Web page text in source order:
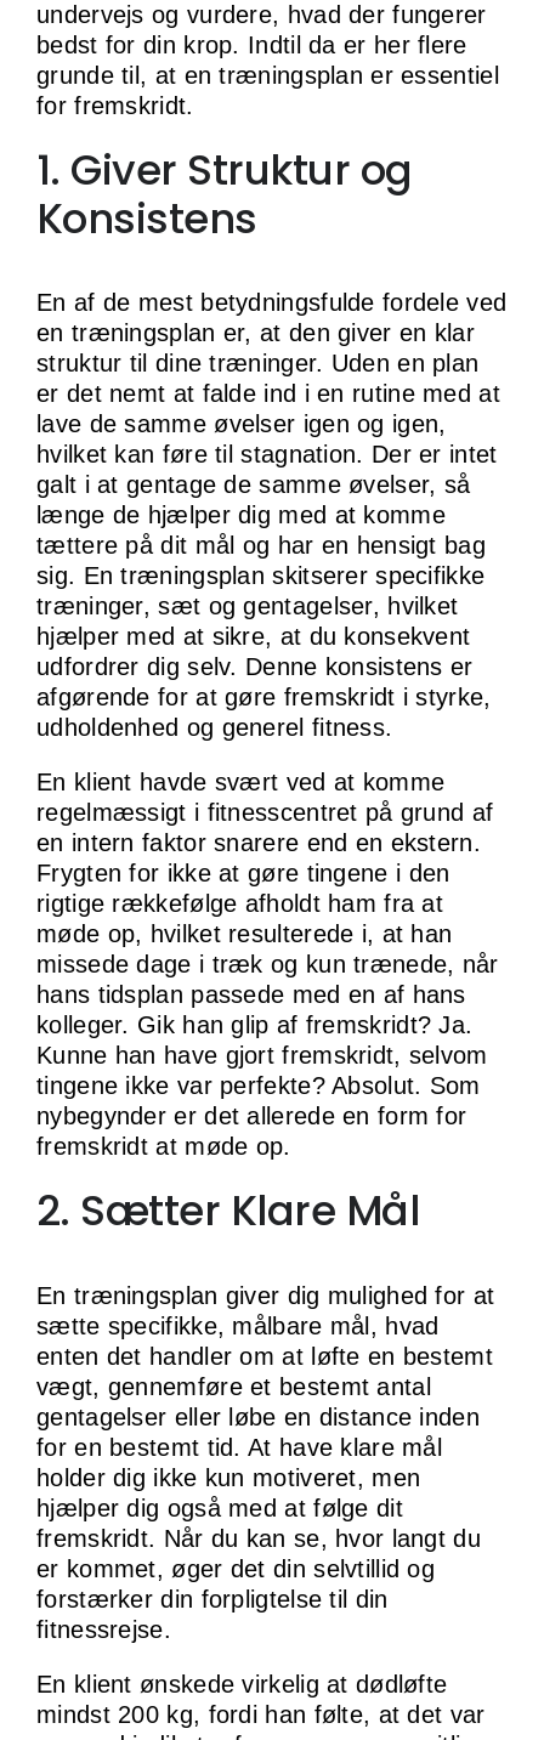
undervejs og vurdere, hvad der fungerer
bedst for din krop. Indtil da er her flere
grunde til, at en træningsplan er essentiel
for fremskridt.
1. Giver Struktur og
Konsistens
En af de mest betydningsfulde fordele ved
en træningsplan er, at den giver en klar
struktur til dine træninger. Uden en plan
er det nemt at falde ind i en rutine med at
lave de samme øvelser igen og igen,
hvilket kan føre til stagnation. Der er intet
galt i at gentage de samme øvelser, så
længe de hjælper dig med at komme
tættere på dit mål og har en hensigt bag
sig. En træningsplan skitserer specifikke
træninger, sæt og gentagelser, hvilket
hjælper med at sikre, at du konsekvent
udfordrer dig selv. Denne konsistens er
afgørende for at gøre fremskridt i styrke,
udholdenhed og generel fitness.
En klient havde svært ved at komme
regelmæssigt i fitnesscentret på grund af
en intern faktor snarere end en ekstern.
Frygten for ikke at gøre tingene i den
rigtige rækkefølge afholdt ham fra at
møde op, hvilket resulterede i, at han
missede dage i træk og kun trænede, når
hans tidsplan passede med en af hans
kolleger. Gik han glip af fremskridt? Ja.
Kunne han have gjort fremskridt, selvom
tingene ikke var perfekte? Absolut. Som
nybegynder er det allerede en form for
fremskridt at møde op.
2. Sætter Klare Mål
En træningsplan giver dig mulighed for at
sætte specifikke, målbare mål, hvad
enten det handler om at løfte en bestemt
vægt, gennemføre et bestemt antal
gentagelser eller løbe en distance inden
for en bestemt tid. At have klare mål
holder dig ikke kun motiveret, men
hjælper dig også med at følge dit
fremskridt. Når du kan se, hvor langt du
er kommet, øger det din selvtillid og
forstærker din forpligtelse til din
fitnessrejse.
En klient ønskede virkelig at dødløfte
mindst 200 kg, fordi han følte, at det var